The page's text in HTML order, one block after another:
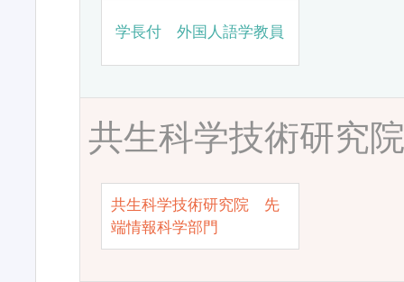
学長付 外国人語学教員
共生科学技術研究
共生科学技術研究院 先
端情報科学部門